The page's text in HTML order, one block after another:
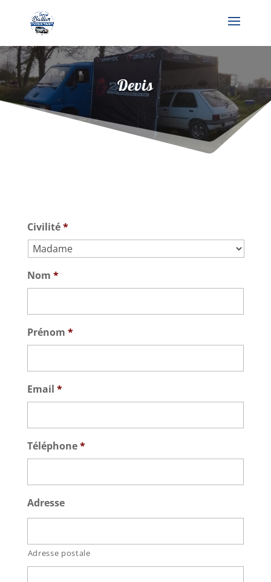
Devis
Civilité*
Nom *
Prénom *
Email *
Téléphone*
Adresse
Adresse postale